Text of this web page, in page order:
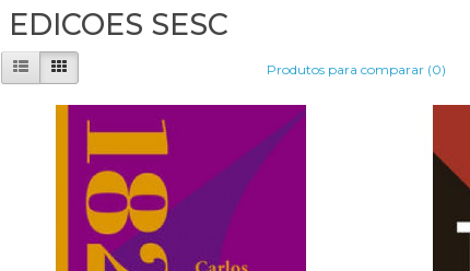
EDICOES SESC
Produtos para comparar (0)